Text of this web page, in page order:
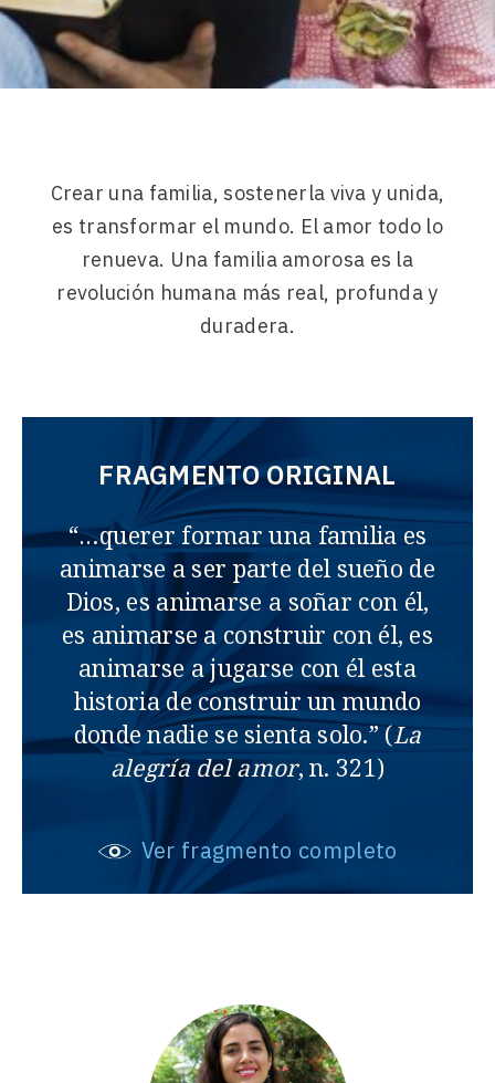
Crear una familia, sostenerla viva y unida,
es transformar el mundo. El amor todo lo
renueva. Una familia amorosa es la
revolución humana más real, profunda y
duradera.
FRAGMENTO ORIGINAL
“…querer formar una familia es
animarse a ser parte del sueño de
Dios, es animarse a soñar con él,
es animarse a construir con él, es
animarse a jugarse con él esta
historia de construir un mundo
donde nadie se sienta solo.” (La
alegría del amor, n. 321)
Ver fragmento completo